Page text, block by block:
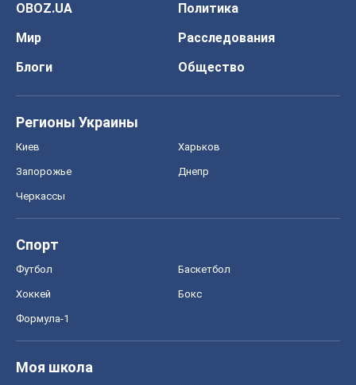
OBOZ.UA
Политика
Мир
Расследования
Блоги
Общество
Регионы Украины
Киев Харьков
Запорожье Днепр
Черкассы
Спорт
Футбол Баскетбол
Хоккей Бокс
Формула-1
Моя школа